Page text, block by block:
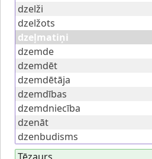
dzelži
dzelžots
dzeļmatiņi
dzemde
dzemdēt
dzemdētāja
dzemdības
dzemdniecība
dzenāt
dzenbudisms